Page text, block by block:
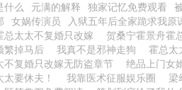
什么 元满的解释 独家记忆免费观看
女娲传演员 入狱五年后全家跪求我原
总太太不复婚只改嫁
贺桑宁霍景舟霍
繁掉马后
我真不是邪神走狗 霍总太
不复婚只改嫁无防盗章节
绝品上门女
要休夫！
我靠医术征服娱乐圈 梁